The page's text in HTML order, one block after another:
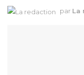
par La